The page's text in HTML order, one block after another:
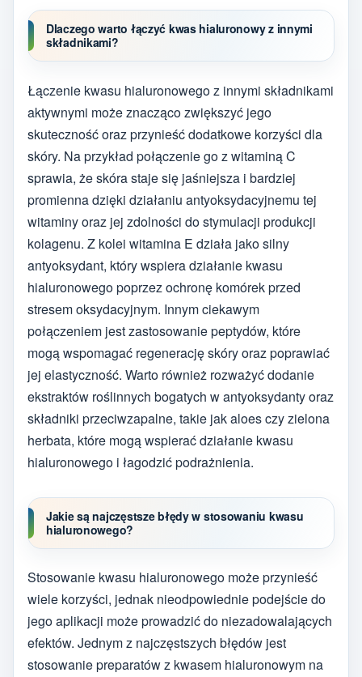
Dlaczego warto łączyć kwas hialuronowy z innymi
składnikami?
Łączenie kwasu hialuronowego z innymi składnikami
aktywnymi może znacząco zwiększyć jego
skuteczność oraz przynieść dodatkowe korzyści dla
skóry. Na przykład połączenie go z witaminą C
sprawia, że skóra staje się jaśniejsza i bardziej
promienna dzięki działaniu antyoksydacyjnemu tej
witaminy oraz jej zdolności do stymulacji produkcji
kolagenu. Z kolei witamina E działa jako silny
antyoksydant, który wspiera działanie kwasu
hialuronowego poprzez ochronę komórek przed
stresem oksydacyjnym. Innym ciekawym
połączeniem jest zastosowanie peptydów, które
mogą wspomagać regenerację skóry oraz poprawiać
jej elastyczność. Warto również rozważyć dodanie
ekstraktów roślinnych bogatych w antyoksydanty oraz
składniki przeciwzapalne, takie jak aloes czy zielona
herbata, które mogą wspierać działanie kwasu
hialuronowego i łagodzić podrażnienia.
Jakie są najczęstsze błędy w stosowaniu kwasu
hialuronowego?
Stosowanie kwasu hialuronowego może przynieść
wiele korzyści, jednak nieodpowiednie podejście do
jego aplikacji może prowadzić do niezadowalających
efektów. Jednym z najczęstszych błędów jest
stosowanie preparatów z kwasem hialuronowym na